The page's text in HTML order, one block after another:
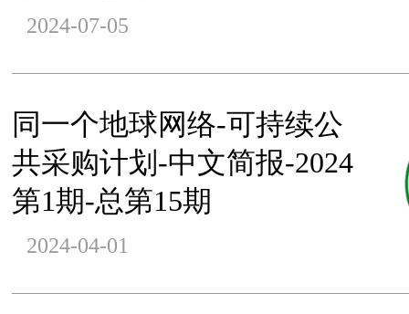
2024-07-05
同一个地球网络-可持续公
共采购计划-中文简报-2024
第1期-总第15期
2024-04-01